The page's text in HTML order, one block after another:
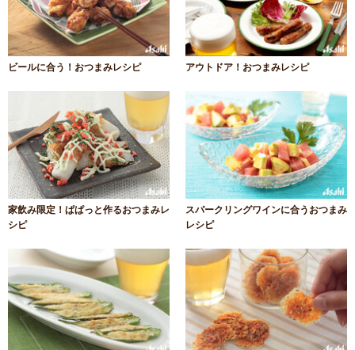
ビールに合う！おつまみレシピ アウトドア！おつまみレシピ
家飲み限定！ぱぱっと作るおつまみレ
シピ
スパークリングワインに合うおつまみ
レシピ